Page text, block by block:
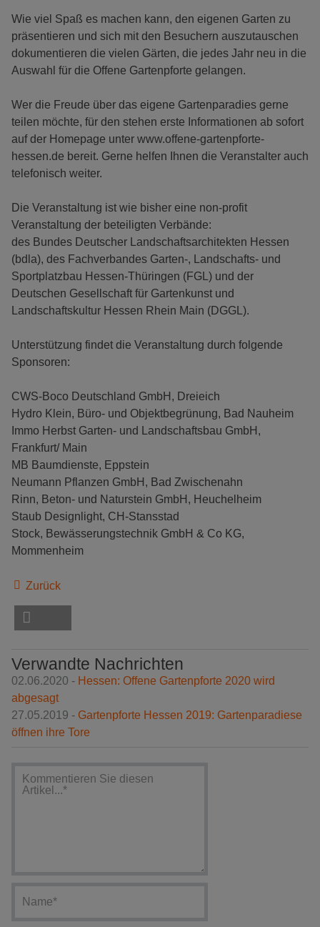
Wie viel Spaß es machen kann, den eigenen Garten zu
präsentieren und sich mit den Besuchern auszutauschen
dokumentieren die vielen Gärten, die jedes Jahr neu in die
Auswahl für die Offene Gartenpforte gelangen.
Wer die Freude über das eigene Gartenparadies gerne
teilen möchte, für den stehen erste Informationen ab sofort
auf der Homepage unter www.offene-gartenpforte-
hessen.de bereit. Gerne helfen Ihnen die Veranstalter auch
telefonisch weiter.
Die Veranstaltung ist wie bisher eine non-profit
Veranstaltung der beteiligten Verbände:
des Bundes Deutscher Landschaftsarchitekten Hessen
(bdla), des Fachverbandes Garten-, Landschafts- und
Sportplatzbau Hessen-Thüringen (FGL) und der
Deutschen Gesellschaft für Gartenkunst und
Landschaftskultur Hessen Rhein Main (DGGL).
Unterstützung findet die Veranstaltung durch folgende
Sponsoren:
CWS-Boco Deutschland GmbH, Dreieich
Hydro Klein, Büro- und Objektbegrünung, Bad Nauheim
Immo Herbst Garten- und Landschaftsbau GmbH,
Frankfurt/ Main
MB Baumdienste, Eppstein
Neumann Pflanzen GmbH, Bad Zwischenahn
Rinn, Beton- und Naturstein GmbH, Heuchelheim
Staub Designlight, CH-Stansstad
Stock, Bewässerungstechnik GmbH & Co KG,
Mommenheim
Zurück
Verwandte Nachrichten
02.06.2020 - Hessen: Offene Gartenpforte 2020 wird
abgesagt
27.05.2019 - Gartenpforte Hessen 2019: Gartenparadiese
öffnen ihre Tore